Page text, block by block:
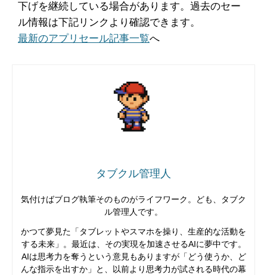
下げを継続している場合があります。過去のセー
ル情報は下記リンクより確認できます。
最新のアプリセール記事一覧へ
タブクル管理人
気付けばブログ執筆そのものがライフワーク。ども、タブク
ル管理人です。
かつて夢見た「タブレットやスマホを操り、生産的な活動を
する未来」。最近は、その実現を加速させるAIに夢中です。
AIは思考力を奪うという意見もありますが「どう使うか、ど
んな指示を出すか」と、以前より思考力が試される時代の幕